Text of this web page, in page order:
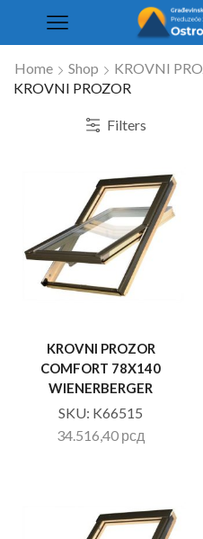
Home Shop KROVNI
KROVNI PROZOR
Filters
KROVNI PROZOR
COMFORT 78X140
WIENERBERGER
SKU: K66515
34.516,40 рсд